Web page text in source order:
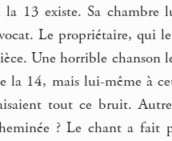
la 13 existe. Sa chambre
Le propriétaire, qui
Une horrible chanson
la 14, mais lui-même à
tout ce bruit.
? Le chant a fait